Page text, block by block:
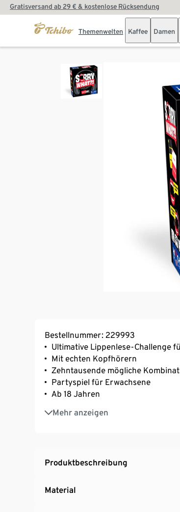
Gratisversand ab 29 € & kostenlose Rücksendung
Themenwelten Kaffee Damen
Bestellnummer: 229993
Ultimative Lippenlese-Challenge
Mit echten Kopfhörern
Zehntausende mögliche
Partyspiel für Erwachsene
Ab 18 Jahren
Mehr anzeigen
Für mindestens 2 Spieler
Produktbeschreibung
Material